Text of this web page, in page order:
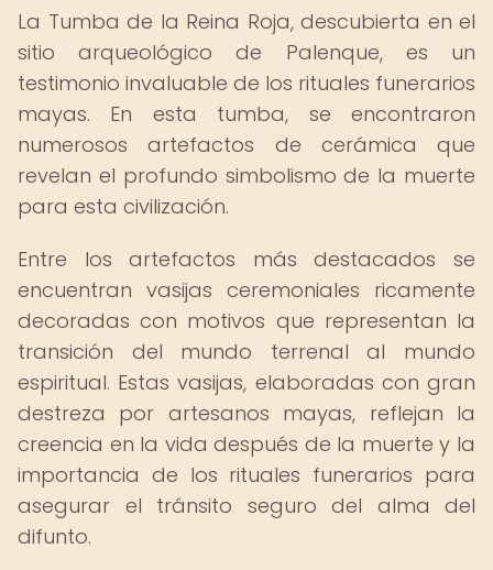
La Tumba de la Reina Roja, descubierta en el
sitio arqueológico de Palenque, es un
testimonio invaluable de los rituales funerarios
mayas. En esta tumba, se encontraron
numerosos artefactos de cerámica que
revelan el profundo simbolismo de la muerte
para esta civilización.
Entre los artefactos más destacados se
encuentran vasijas ceremoniales ricamente
decoradas con motivos que representan la
transición del mundo terrenal al mundo
espiritual. Estas vasijas, elaboradas con gran
destreza por artesanos mayas, reflejan la
creencia en la vida después de la muerte y la
importancia de los rituales funerarios para
asegurar el tránsito seguro del alma del
difunto.